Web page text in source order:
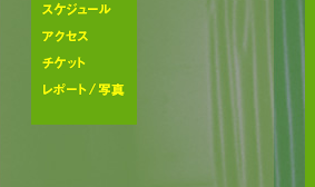
アーティスト
スケジュール
アクセス
チケット